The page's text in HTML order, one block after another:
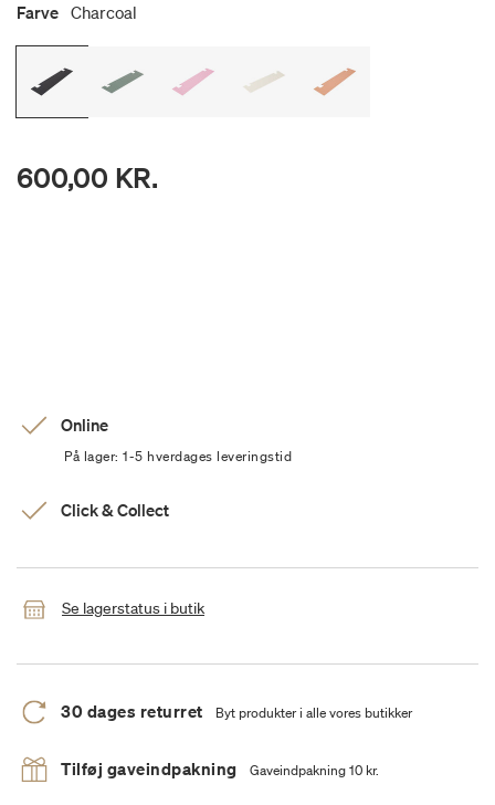
Farve Charcoal
600,00 KR.
Online
På lager: 1-5 hverdages leveringstid
Click & Collect
Se lagerstatus i butik
30 dages returret Byt produkter i alle vores butikker
Tilføj gaveindpakning Gaveindpakning 10 kr.